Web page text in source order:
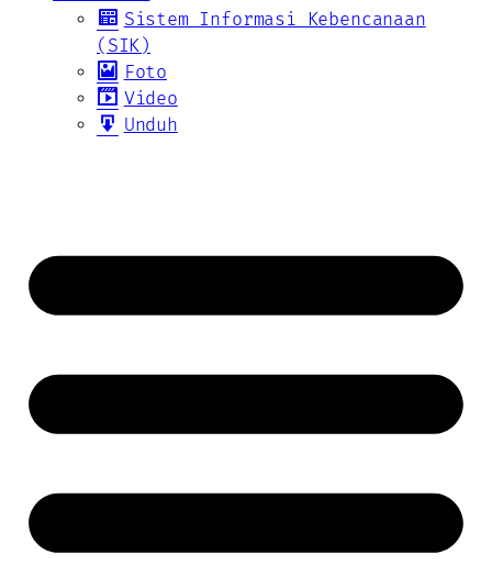
Sistem Informasi Kebencanaan
(SIK)
Foto
Video
Unduh